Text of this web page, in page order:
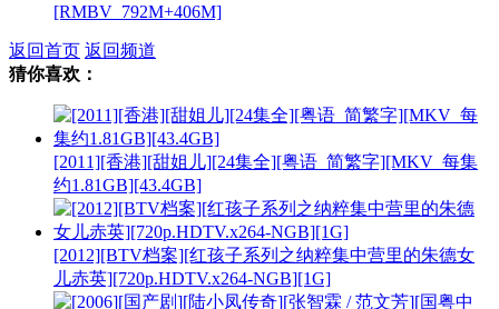
[RMBV_792M+406M]
返回首页 返回频道
猜你喜欢：
[2011][香港][甜姐儿][24集全][粤语_简繁字][MKV_每集
约1.81GB][43.4GB]
[2012][BTV档案][红孩子系列之纳粹集中营里的朱德女
儿赤英][720p.HDTV.x264-NGB][1G]